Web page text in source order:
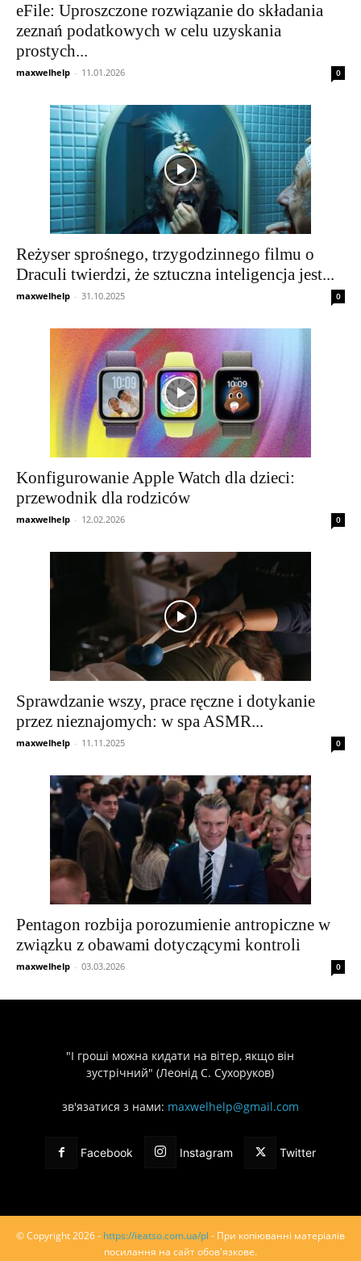
eFile: Uproszczone rozwiązanie do składania
zeznań podatkowych w celu uzyskania
prostych...
maxwelhelp - 11.01.2026 0
Reżyser sprośnego, trzygodzinnego filmu o
Draculi twierdzi, że sztuczna inteligencja jest...
maxwelhelp - 31.10.2025 0
Konfigurowanie Apple Watch dla dzieci:
przewodnik dla rodziców
maxwelhelp - 12.02.2026 0
Sprawdzanie wszy, prace ręczne i dotykanie
przez nieznajomych: w spa ASMR...
maxwelhelp - 11.11.2025 0
Pentagon rozbija porozumienie antropiczne w
związku z obawami dotyczącymi kontroli
maxwelhelp - 03.03.2026 0
"І гроші можна кидати на вітер, якщо він
зустрічний" (Леонід С. Сухоруков)
зв'язатися з нами: maxwelhelp@gmail.com
Facebook Instagram Twitter
© Copyright 2026 - https://ieatso.com.ua/pl - При копіюванні матеріалів
посилання на сайт обов'язкове.